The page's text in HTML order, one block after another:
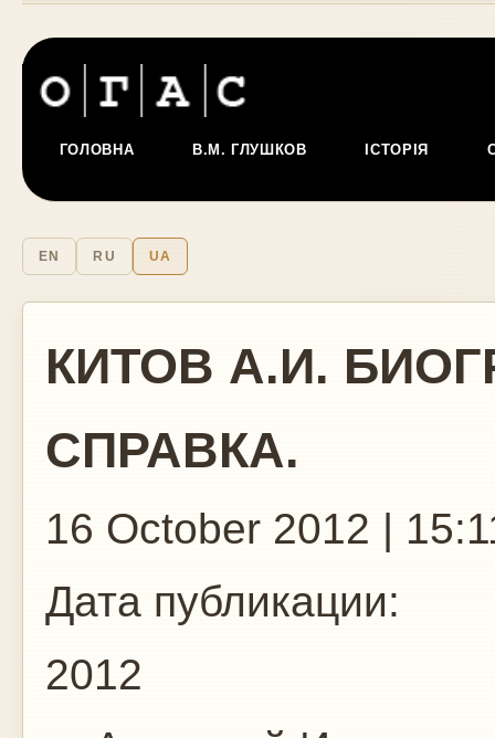
ГОЛОВНА В.М. ГЛУШКОВ ІСТОРІЯ
EN RU UA
КИТОВ А.И.
СПРАВКА.
16 October 2012 |
Дата публикации:
2012